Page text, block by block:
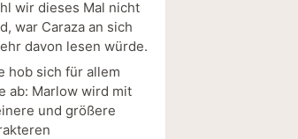
wir dieses Mal nicht
war Caraza an sich
davon lesen würde.
hob sich für allem
ab: Marlow wird mit
und größere